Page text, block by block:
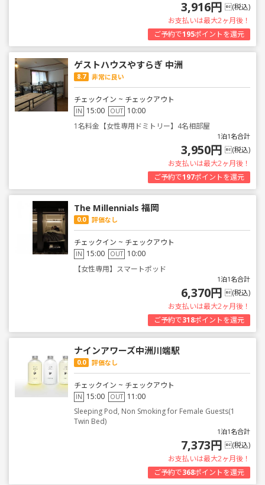
3,916円 (税込)
お支払いは最大2ヶ月後！
ご予約で195ポイントを還元
ゲストハウスやすらぎ 中洲
8.7 非常に良い
チェックイン ~ チェックアウト
IN 15:00 OUT 10:00
1名料金【女性専用ドミトリー】4名相部屋
1泊1名合計
3,950円 (税込)
お支払いは最大2ヶ月後！
ご予約で197ポイントを還元
The Millennials 福岡
0.0 評価なし
チェックイン ~ チェックアウト
IN 15:00 OUT 10:00
【女性専用】スマートポッド
1泊1名合計
6,370円 (税込)
お支払いは最大2ヶ月後！
ご予約で318ポイントを還元
ナインアワーズ中洲川端駅
0.0 評価なし
チェックイン ~ チェックアウト
IN 15:00 OUT 11:00
Sleeping Pod, Non Smoking for Female Guests(1
Twin Bed)
1泊1名合計
7,373円 (税込)
お支払いは最大2ヶ月後！
ご予約で368ポイントを還元